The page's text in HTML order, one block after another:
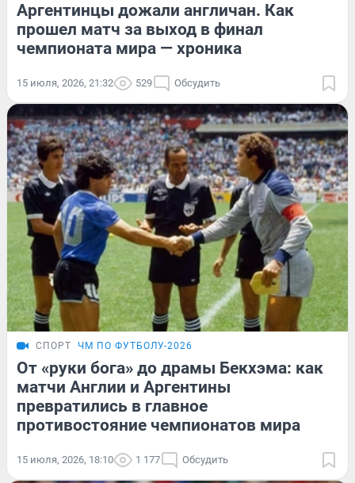
Аргентинцы дожали англичан. Как
прошел матч за выход в финал
чемпионата мира — хроника
15 июля, 2026, 21:32 529 Обсудить
СПОРТ ЧМ ПО ФУТБОЛУ-2026
От «руки бога» до драмы Бекхэма: как
матчи Англии и Аргентины
превратились в главное
противостояние чемпионатов мира
15 июля, 2026, 18:10 1 177 Обсудить